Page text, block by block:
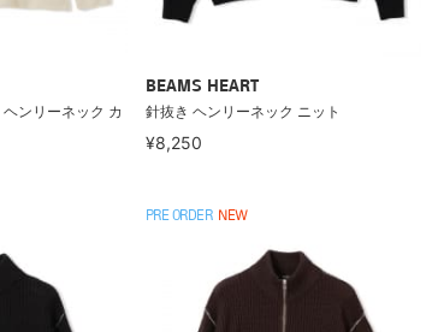
ンリーネック カ
BEAMS HEART
針抜き ヘンリーネック ニット
¥8,250
PRE ORDER NEW